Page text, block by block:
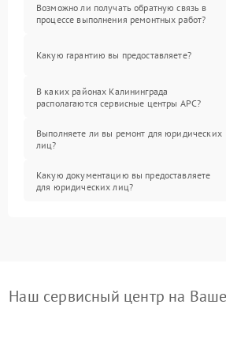
Возможно ли получать обратную связь в
процессе выполнения ремонтных работ?
Какую гарантию вы предоставляете?
В каких районах Калининграда
располагаются сервисные центры APC?
Выполняете ли вы ремонт для юридических
лиц?
Какую документацию вы предоставляете
для юридических лиц?
Наш сервисный центр на